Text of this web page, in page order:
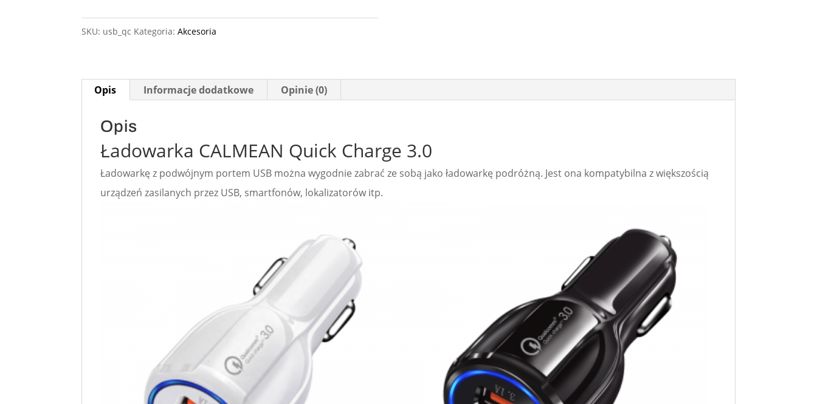
USB
ładowarka
uniwersalna
SKU: usb_qc Kategoria:Akcesoria
Opis Informacje dodatkowe Opinie (0)
Opis
Ładowarka CALMEAN Quick Charge 3.0
Ładowarkę z podwójnym portem USB można wygodnie zabrać ze sobą jako ładowarkę podróżną. Jest ona kompatybilna z większością
urządzeń zasilanych przez USB, smartfonów, lokalizatorów itp.